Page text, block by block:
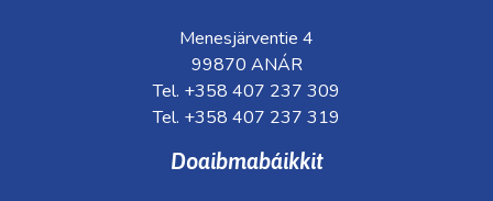
Menesjärventie 4
99870 ANÁR
Tel. +358 407 237 309
Tel. +358 407 237 319
Doaibmabáikkit